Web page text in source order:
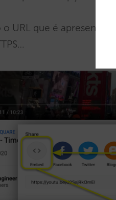
URL que é